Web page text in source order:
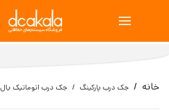
خانه جک درب پارکینگ جک درب اتوماتیک یال